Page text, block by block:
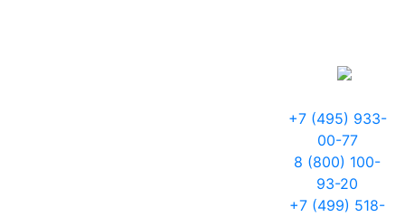
+7 (495) 933-
00-77
8 (800) 100-
93-20
+7 (499) 518-